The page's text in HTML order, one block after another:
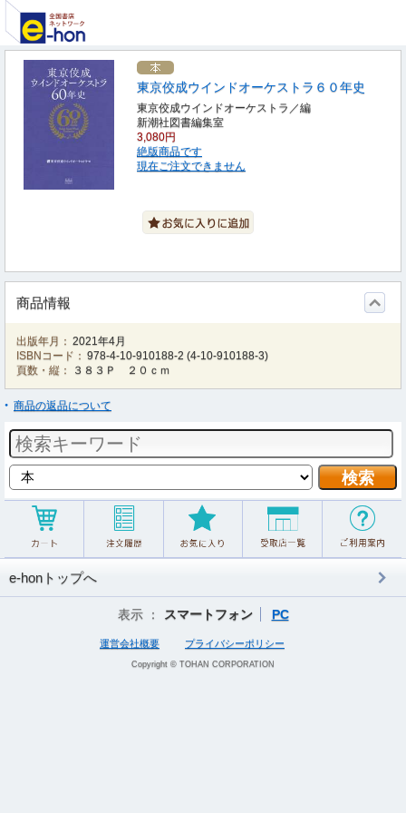
東京佼成ウインドオーケストラ６０年史
東京佼成ウインドオーケストラ／編
新潮社図書編集室
3,080円
絶版商品です
現在ご注文できません
商品情報
出版年月： 2021年4月
ISBNコード： 978-4-10-910188-2 (4-10-910188-3)
頁数・縦：
３８３Ｐ ２０ｃｍ
商品の返品について
e-honトップへ
表示 ： スマートフォン PC
運営会社概要 プライバシーポリシー
Copyright © TOHAN CORPORATION